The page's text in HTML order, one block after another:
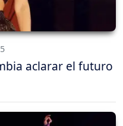
aclarar el futuro